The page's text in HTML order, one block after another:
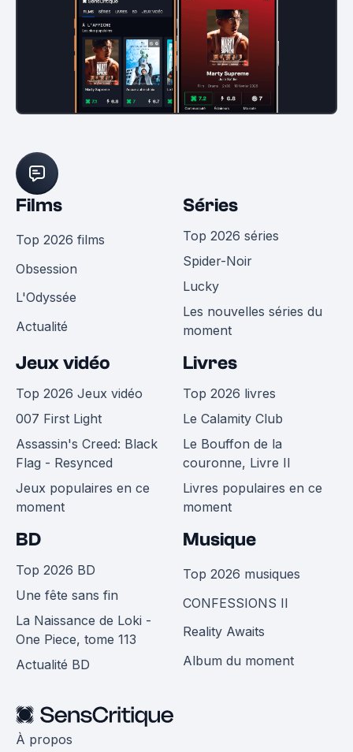
Films
Top 2026 films
Obsession
L'Odyssée
Actualité
Séries
Top 2026 séries
Spider-Noir
Lucky
Les nouvelles séries du
moment
Jeux vidéo
Top 2026 Jeux vidéo
007 First Light
Assassin's Creed: Black
Flag - Resynced
Jeux populaires en ce
moment
Livres
Top 2026 livres
Le Calamity Club
Le Bouffon de la
couronne, Livre II
Livres populaires en ce
moment
BD
Top 2026 BD
Une fête sans fin
La Naissance de Loki -
One Piece, tome 113
Actualité BD
Musique
Top 2026 musiques
CONFESSIONS II
Reality Awaits
Album du moment
À propos